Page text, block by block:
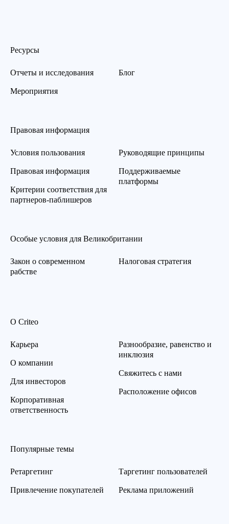
Ресурсы
Отчеты и исследования
Мероприятия
Блог
Правовая информация
Условия пользования
Правовая информация
Критерии соответствия для
партнеров-паблишеров
Руководящие принципы
Поддерживаемые
платформы
Особые условия для Великобритании
Закон о современном
рабстве
Налоговая стратегия
О Criteo
Карьера
О компании
Для инвесторов
Корпоративная
ответственность
Разнообразие, равенство и
инклюзия
Свяжитесь с нами
Расположение офисов
Популярные темы
Ретаргетинг
Привлечение покупателей
Таргетинг пользователей
Реклама приложений